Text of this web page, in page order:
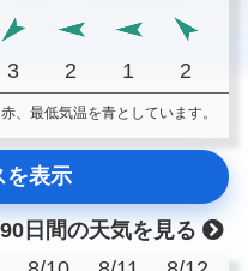
3 2 1 2
、最低気温を青としています。
を表示
90日間の天気を見る